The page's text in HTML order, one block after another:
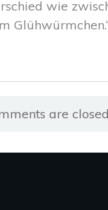
wie
are